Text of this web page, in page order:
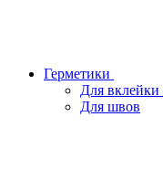
Герметики
Для вклейки
Для швов